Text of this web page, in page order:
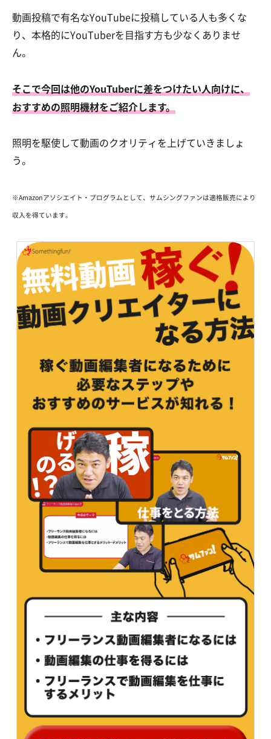
動画投稿で有名なYouTubeに投稿している人も多くな
り、本格的にYouTuberを目指す方も少なくありませ
ん。
そこで今回は他のYouTuberに差をつけたい人向けに、
おすすめの照明機材をご紹介します。
照明を駆使して動画のクオリティを上げていきましょ
う。
※Amazonアソシエイト・プログラムとして、サムシングファンは適格販売により
収入を得ています。